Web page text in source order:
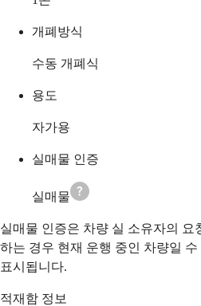
개폐방식
수동 개폐식
용도
자가용
실매물 인증
실매물
실매물 인증은 차량 실 소유자의 요
하는 경우 현재 운행 중인 차량일
표시됩니다.
적재함 정보